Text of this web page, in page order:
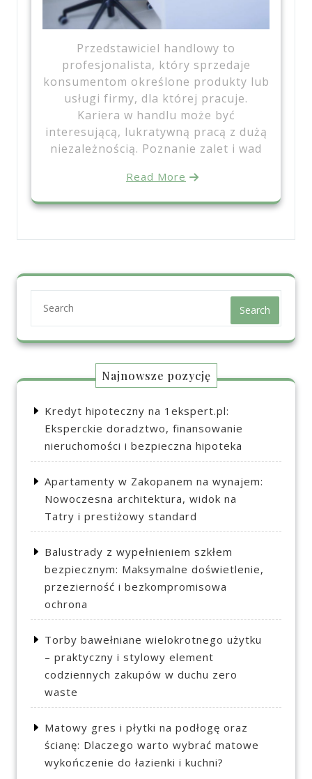
Przedstawiciel handlowy to
profesjonalista, który sprzedaje
konsumentom określone produkty lub
usługi firmy, dla której pracuje.
Kariera w handlu może być
interesującą, lukratywną pracą z dużą
niezależnością. Poznanie zalet i wad
Read More
Search
Najnowsze pozycję
Kredyt hipoteczny na 1ekspert.pl:
Eksperckie doradztwo, finansowanie
nieruchomości i bezpieczna hipoteka
Apartamenty w Zakopanem na wynajem:
Nowoczesna architektura, widok na
Tatry i prestiżowy standard
Balustrady z wypełnieniem szkłem
bezpiecznym: Maksymalne doświetlenie,
przezierność i bezkompromisowa
ochrona
Torby bawełniane wielokrotnego użytku
– praktyczny i stylowy element
codziennych zakupów w duchu zero
waste
Matowy gres i płytki na podłogę oraz
ścianę: Dlaczego warto wybrać matowe
wykończenie do łazienki i kuchni?